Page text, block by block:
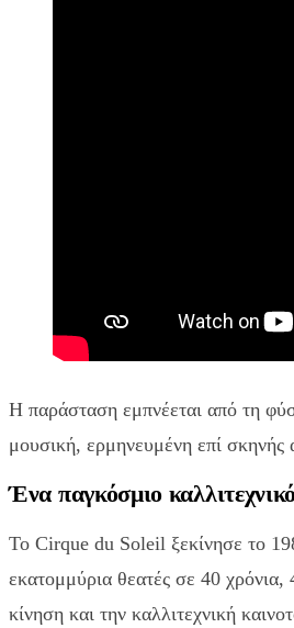
Η παράσταση εμπνέεται από τη
μουσική, ερμηνευμένη επί σκηνής
Ένα παγκόσμιο
Το Cirque du Soleil ξεκίνησε το
εκατομμύρια θεατές σε 40 χρόνια,
κίνηση και την καλλιτεχνική